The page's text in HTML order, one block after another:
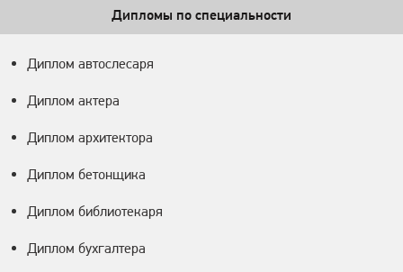
Дипломы по специальности
Диплом автослесаря
Диплом актера
Диплом архитектора
Диплом бетонщика
Диплом библиотекаря
Диплом бухгалтера